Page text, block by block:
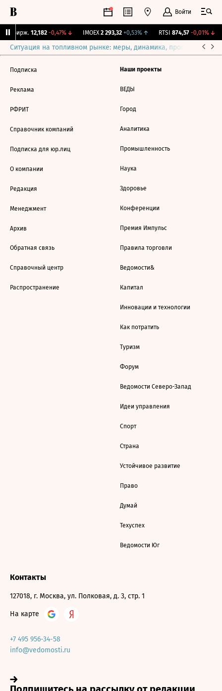
Войти
Бирж. 12,182 -0,47%↓ IMOEX 2 293,32 +0,53%↑ RTSI 874,57 -0,01%↓
Ситуация на топливном рынке: меры, динамика, прогнозы
Подписка
Реклама
РФРИТ
Справочник компаний
Подписка для юр.лиц
О компании
Редакция
Менеджмент
Архив
Обратная связь
Справочный центр
Распространение
Наши проекты
ВЕДЫ
Город
Аналитика
Промышленность
Наука
Здоровье
Конференции
Премия Импульс
Правила торговли
Ведомости&
Капитал
Инновации и технологии
Как потратить
Туризм
Форум
Ведомости Северо-Запад
Идеи управления
Спорт
Страна
Устойчивое развитие
Право
Думай
Техуспех
Ведомости Юг
Контакты
127018, г. Москва, ул. Полковая, д. 3, стр. 1
На карте
+7 495 956-34-58
info@vedomosti.ru